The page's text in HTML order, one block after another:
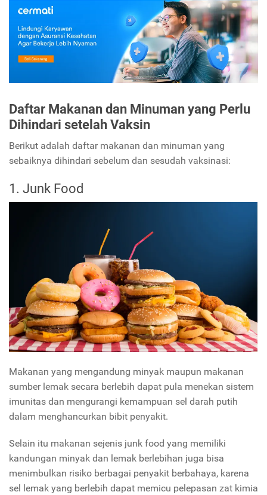
Daftar Makanan dan Minuman yang Perlu
Dihindari setelah Vaksin
Berikut adalah daftar makanan dan minuman yang
sebaiknya dihindari sebelum dan sesudah vaksinasi:
1. Junk Food
Makanan yang mengandung minyak maupun makanan
sumber lemak secara berlebih dapat pula menekan sistem
imunitas dan mengurangi kemampuan sel darah putih
dalam menghancurkan bibit penyakit.
Selain itu makanan sejenis junk food yang memiliki
kandungan minyak dan lemak berlebihan juga bisa
menimbulkan risiko berbagai penyakit berbahaya, karena
sel lemak yang berlebih dapat memicu pelepasan zat kimia